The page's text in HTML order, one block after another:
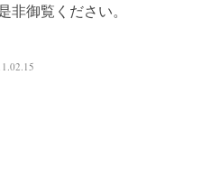
非御覧ください。